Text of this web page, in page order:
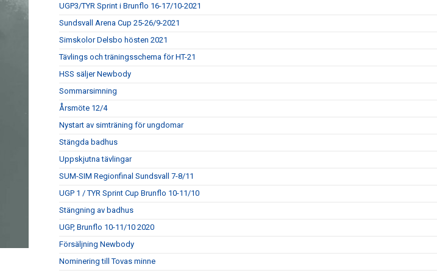
UGP3/TYR Sprint i Brunflo 16-17/10-2021
Sundsvall Arena Cup 25-26/9-2021
Simskolor Delsbo hösten 2021
Tävlings och träningsschema för HT-21
HSS säljer Newbody
Sommarsimning
Årsmöte 12/4
Nystart av simträning för ungdomar
Stängda badhus
Uppskjutna tävlingar
SUM-SIM Regionfinal Sundsvall 7-8/11
UGP 1 / TYR Sprint Cup Brunflo 10-11/10
Stängning av badhus
UGP, Brunflo 10-11/10 2020
Försäljning Newbody
Nominering till Tovas minne